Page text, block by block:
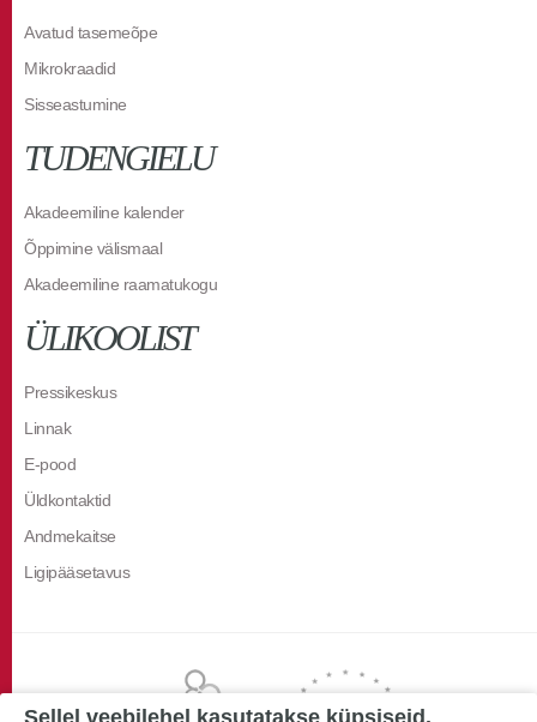
Avatud tasemeõpe
Mikrokraadid
Sisseastumine
TUDENGIELU
Akadeemiline kalender
Õppimine välismaal
Akadeemiline raamatukogu
ÜLIKOOLIST
Pressikeskus
Linnak
E-pood
Üldkontaktid
Andmekaitse
Ligipääsetavus
Sellel veebilehel kasutatakse küpsiseid.